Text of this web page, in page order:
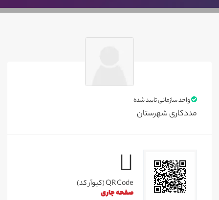
واحد سازمانی تایید شده
مددکاری شهرستان
QR Code (کیوآر کد)
صفحه جاری